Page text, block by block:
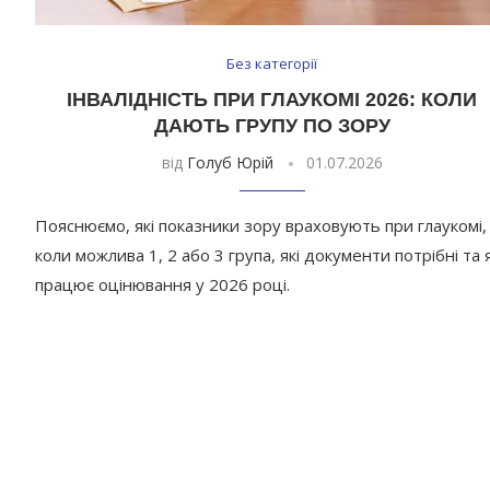
Без категорії
ІНВАЛІДНІСТЬ ПРИ ГЛАУКОМІ 2026: КОЛИ
ДАЮТЬ ГРУПУ ПО ЗОРУ
від Голуб Юрій 01.07.2026
Пояснюємо, які показники зору враховують при глаукомі,
коли можлива 1, 2 або 3 група, які документи потрібні та
працює оцінювання у 2026 році.